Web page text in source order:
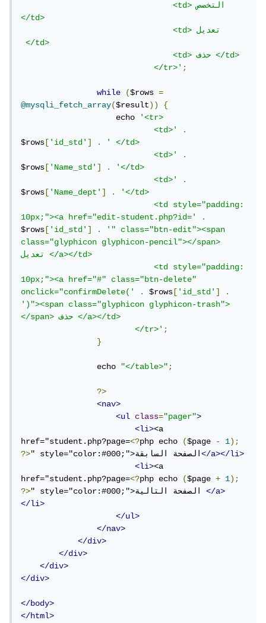
<td> التخصص
</td>
<td> تعديل
</td>
<td> حذف </td>
</tr>';
while ($rows =
@mysqli_fetch_array($result))
{
echo '<tr>
<td>'
.
$rows ['id_std'] .
' </td>
<td>'
.
$rows ['Name_std'] .
'</td>
<td>'
.
$rows ['Name_dept'] .
'</td>
<td style="padding:
10px;"><a href="edit-student.php?id='
.
$rows ['id_std'] .
'" class="btn-edit"><span
class="glyphicon glyphicon-pencil"></span>
تعديل </a></td>
<td style="padding:
10px;"><a href="#" class="btn-delete"
onclick="confirmDelete('
. $rows ['id_std']
.
')"><span class="glyphicon glyphicon-trash">
</span> حذف </a></td>
</tr>';
}
echo "</table>";
?>
<nav>
<ul
class="pager">
<li><a
href="student.php?page=<?php echo ($page - 1);
?>
" style="color:#000;">الصفحة السابقة</a></li>
<li><a
href="student.php?page=<?php echo ($page + 1);
?>
" style="color:#000;">الصفحة التالية </a>
</li>
</ul>
</nav>
</div>
</div>
</div>
</div>
</body>
</html>